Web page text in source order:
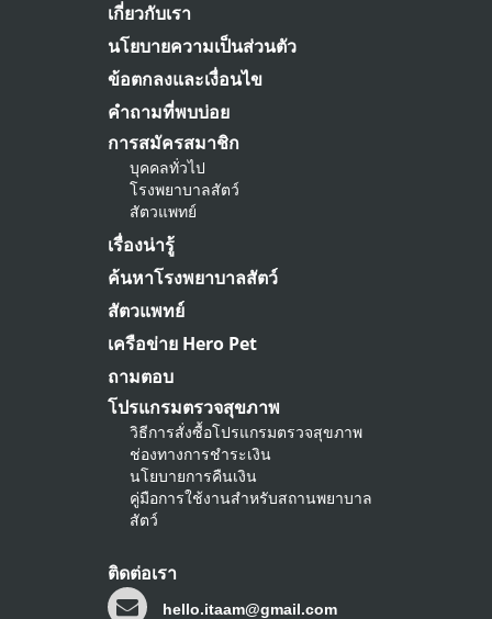
เกี่ยวกับเรา
นโยบายความเป็นส่วนตัว
ข้อตกลงและเงื่อนไข
คำถามที่พบบ่อย
การสมัครสมาชิก
บุคคลทั่วไป
โรงพยาบาลสัตว์
สัตวแพทย์
เรื่องน่ารู้
ค้นหาโรงพยาบาลสัตว์
สัตวแพทย์
เครือข่าย Hero Pet
ถามตอบ
โปรแกรมตรวจสุขภาพ
วิธีการสั่งซื้อโปรแกรมตรวจสุขภาพ
ช่องทางการชำระเงิน
นโยบายการคืนเงิน
คู่มือการใช้งานสำหรับสถานพยาบาล
สัตว์
ติดต่อเรา
hello.itaam@gmail.com